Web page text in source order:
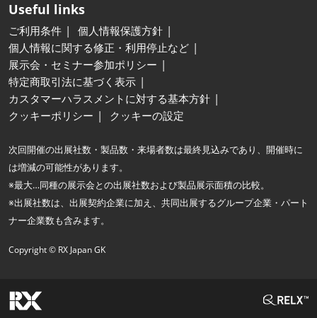
Useful links
ご利用条件
個人情報保護方針
個人情報に関する修正・利用停止など
展示会・セミナー参加ポリシー
特定商取引法に基づく表示
カスタマーハラスメントに対する基本方針
クッキーポリシー
クッキーの設定
次回開催の出展社数・製品数・来場者数は最終見込みであり、開催時に
は増減の可能性があります。
※最大…同種の展示会との出展社数および製品展示面積の比較。
※出展社数は、出展契約企業に加え、共同出展するグループ企業・パート
ナー企業数も含みます。
Copyright © RX Japan GK